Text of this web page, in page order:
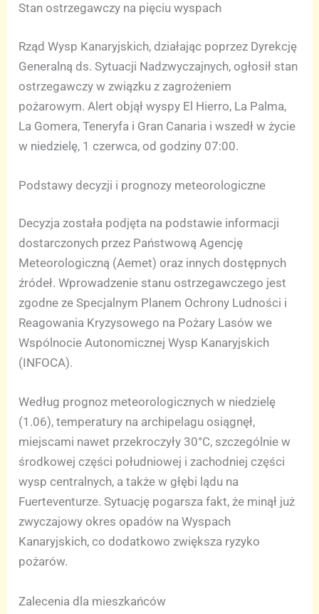
Stan ostrzegawczy na pięciu wyspach
Rząd Wysp Kanaryjskich, działając poprzez Dyrekcję
Generalną ds. Sytuacji Nadzwyczajnych, ogłosił stan
ostrzegawczy w związku z zagrożeniem
pożarowym. Alert objął wyspy El Hierro, La Palma,
La Gomera, Teneryfa i Gran Canaria i wszedł w życie
w niedzielę, 1 czerwca, od godziny 07:00.
Podstawy decyzji i prognozy meteorologiczne
Decyzja została podjęta na podstawie informacji
dostarczonych przez Państwową Agencję
Meteorologiczną (Aemet) oraz innych dostępnych
źródeł. Wprowadzenie stanu ostrzegawczego jest
zgodne ze Specjalnym Planem Ochrony Ludności i
Reagowania Kryzysowego na Pożary Lasów we
Wspólnocie Autonomicznej Wysp Kanaryjskich
(INFOCA).
Według prognoz meteorologicznych w niedzielę
(1.06), temperatury na archipelagu osiągnęł,
miejscami nawet przekroczyły 30°C, szczególnie w
środkowej części południowej i zachodniej części
wysp centralnych, a także w głębi lądu na
Fuerteventurze. Sytuację pogarsza fakt, że minął już
zwyczajowy okres opadów na Wyspach
Kanaryjskich, co dodatkowo zwiększa ryzyko
pożarów.
Zalecenia dla mieszkańców